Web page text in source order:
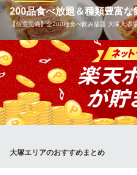
ＪＲ大塚駅 徒歩2分
東京都豊島区北大塚2-12-7 北大塚12共
200品食べ放題＆種類豊富な
【個室完備】全200種食べ飲み放題 大塚大酒
飲んで食べて盛り上がりましょ
い！コスパ抜群の食べ飲み放題
自慢の人気料理を串焼き以外の
なだけたっぷり3時間お召し上
コース」。2時間の「食べ飲み
本格中華を居酒屋で堪能
大塚エリアのおすすめまとめ